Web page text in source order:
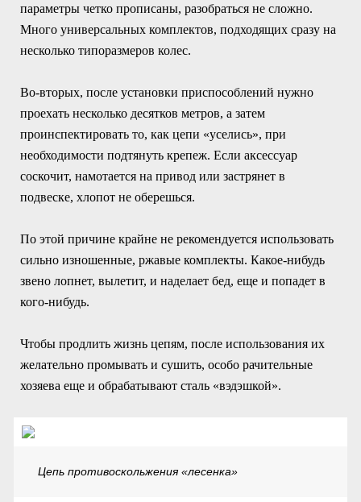
параметры четко прописаны, разобраться не сложно.
Много универсальных комплектов, подходящих сразу на
несколько типоразмеров колес.
Во-вторых, после установки приспособлений нужно
проехать несколько десятков метров, а затем
проинспектировать то, как цепи «уселись», при
необходимости подтянуть крепеж. Если аксессуар
соскочит, намотается на привод или застрянет в
подвеске, хлопот не оберешься.
По этой причине крайне не рекомендуется использовать
сильно изношенные, ржавые комплекты. Какое-нибудь
звено лопнет, вылетит, и наделает бед, еще и попадет в
кого-нибудь.
Чтобы продлить жизнь цепям, после использования их
желательно промывать и сушить, особо рачительные
хозяева еще и обрабатывают сталь «вэдэшкой».
Цепь противоскольжения «лесенка»